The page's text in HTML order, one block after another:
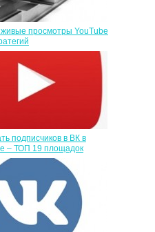
живые просмотры YouTube
подписчиков в ВК в
– ТОП 19 площадок